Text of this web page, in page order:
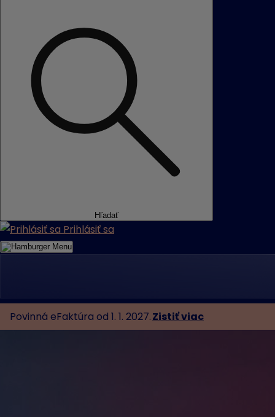
Hľadať
Prihlásiť sa
Menu
Povinná eFaktúra od 1. 1. 2027.Zistiť viac